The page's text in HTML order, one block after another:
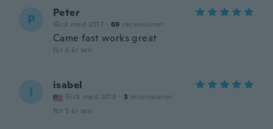
P Peter
Gick med 2017 · 69 recensioner
Came fast works great
för 5 år sen
I isabel
Gick med 2018 · 3 recensioner
för 5 år sen